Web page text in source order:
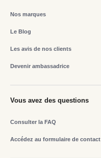
Nos marques
Le Blog
Les avis de nos clients
Devenir ambassadrice
Vous avez des questions
Consulter la FAQ
Accédez au formulaire de contact